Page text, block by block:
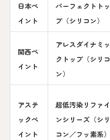
日本ペ
イント
パーフェクトトッ
プ（シリコン）
関西ペ
イント
アレスダイナミッ
クトップ（シリコ
ン）
アステ
ックペ
イント
超低汚染リファイ
ンシリーズ（シリ
コン／フッ素系）